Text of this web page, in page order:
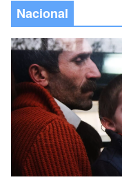
Nacional